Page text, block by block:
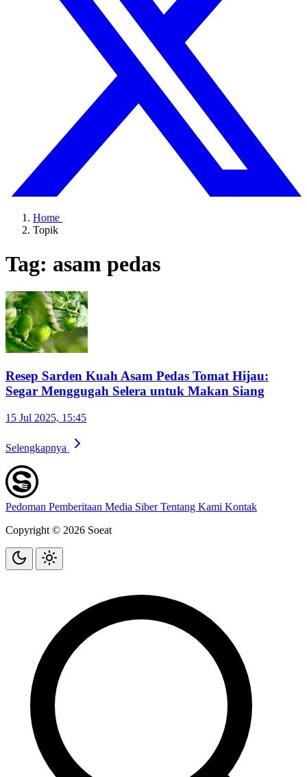
Home
Topik
Tag: asam pedas
Resep Sarden Kuah Asam Pedas Tomat Hijau:
Segar Menggugah Selera untuk Makan Siang
15 Jul 2025, 15:45
Selengkapnya
Pedoman Pemberitaan Media SiberTentang Kami Kontak
Copyright © 2026 Soeat